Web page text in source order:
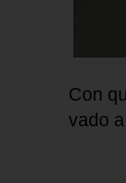
Con
vado